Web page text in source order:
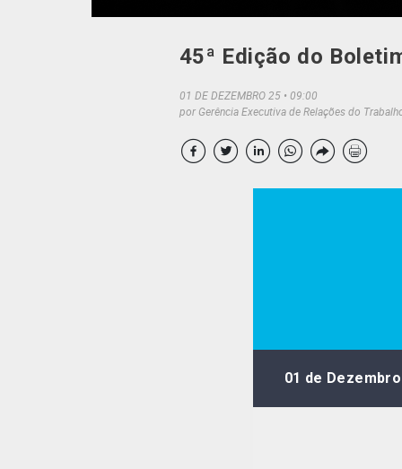
45ª Edição do
01 DE DEZEMBRO 25
09:00
por Gerência Executiva de Relações do
01 de